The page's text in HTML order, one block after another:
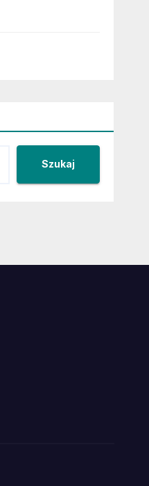
Szukaj